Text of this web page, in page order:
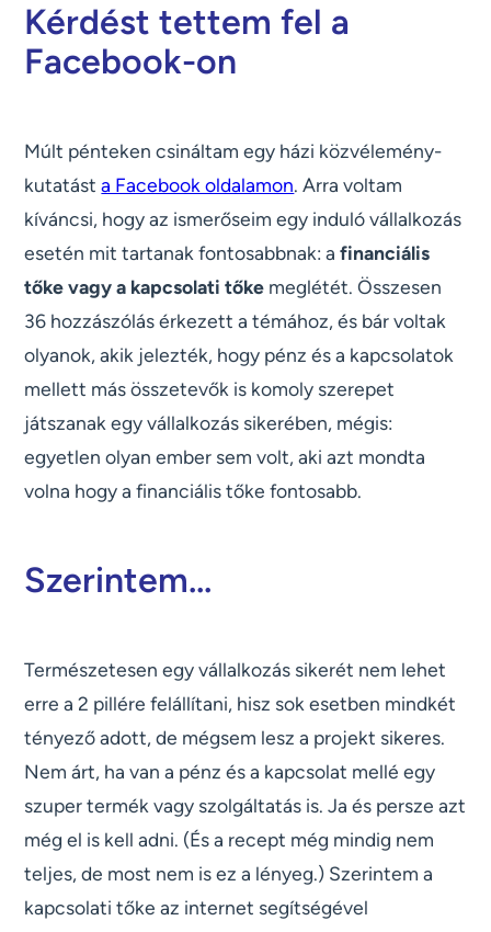
Kérdést tettem fel a
Facebook-on
Múlt pénteken csináltam egy házi közvélemény-
kutatásta Facebook oldalamon. Arra voltam
kíváncsi, hogy az ismerőseim egy induló vállalkozás
esetén mit tartanak fontosabbnak: afinanciális
tőke vagy a kapcsolati tőke meglétét. Összesen
36 hozzászólás érkezett a témához, és bár voltak
olyanok, akik jelezték, hogy pénz és a kapcsolatok
mellett más összetevők is komoly szerepet
játszanak egy vállalkozás sikerében, mégis:
egyetlen olyan ember sem volt, aki azt mondta
volna hogy a financiális tőke fontosabb.
Szerintem...
Természetesen egy vállalkozás sikerét nem lehet
erre a 2 pillére felállítani, hisz sok esetben mindkét
tényező adott, de mégsem lesz a projekt sikeres.
Nem árt, ha van a pénz és a kapcsolat mellé egy
szuper termék vagy szolgáltatás is. Ja és persze azt
még el is kell adni. (És a recept még mindig nem
teljes, de most nem is ez a lényeg.) Szerintem a
kapcsolati tőke az internet segítségével